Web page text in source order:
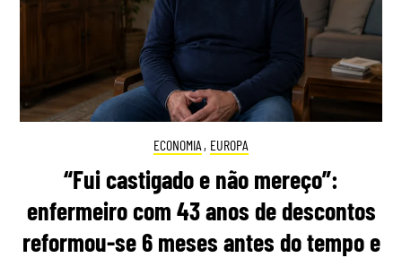
ECONOMIA , EUROPA
“Fui castigado e não mereço”:
enfermeiro com 43 anos de descontos
reformou-se 6 meses antes do tempo e